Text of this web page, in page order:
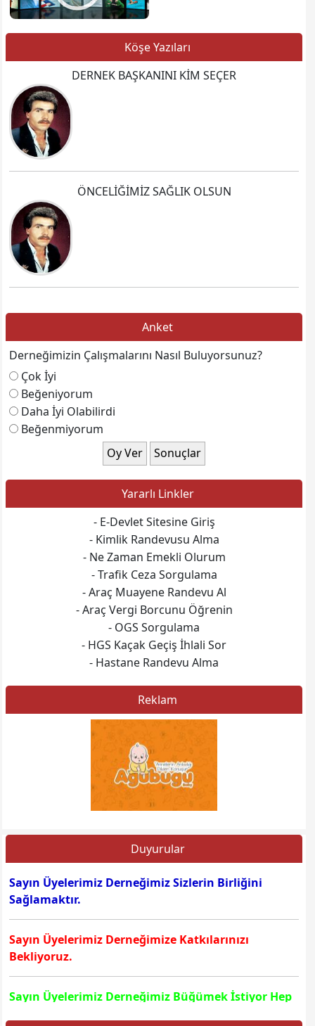
Duyurular
Sayın Üyelerimiz Derneğimiz Sizlerin Birliğini
Sağlamaktır.
Sayın Üyelerimiz Derneğimize Katkılarınızı
Bekliyoruz.
Sayın Üyelerimiz Derneğimiz Büğümek İstiyor Hep
Köşe Yazıları
DERNEK BAŞKANINI KİM SEÇER
ÖNCELİĞİMİZ SAĞLIK OLSUN
Anket
Derneğimizin Çalışmalarını Nasıl Buluyorsunuz?
Çok İyi
Beğeniyorum
Daha İyi Olabilirdi
Beğenmiyorum
Yararlı Linkler
- E-Devlet Sitesine Giriş
- Kimlik Randevusu Alma
- Ne Zaman Emekli Olurum
- Trafik Ceza Sorgulama
- Araç Muayene Randevu Al
- Araç Vergi Borcunu Öğrenin
- OGS Sorgulama
- HGS Kaçak Geçiş İhlali Sor
- Hastane Randevu Alma
Reklam
Web sitesine git